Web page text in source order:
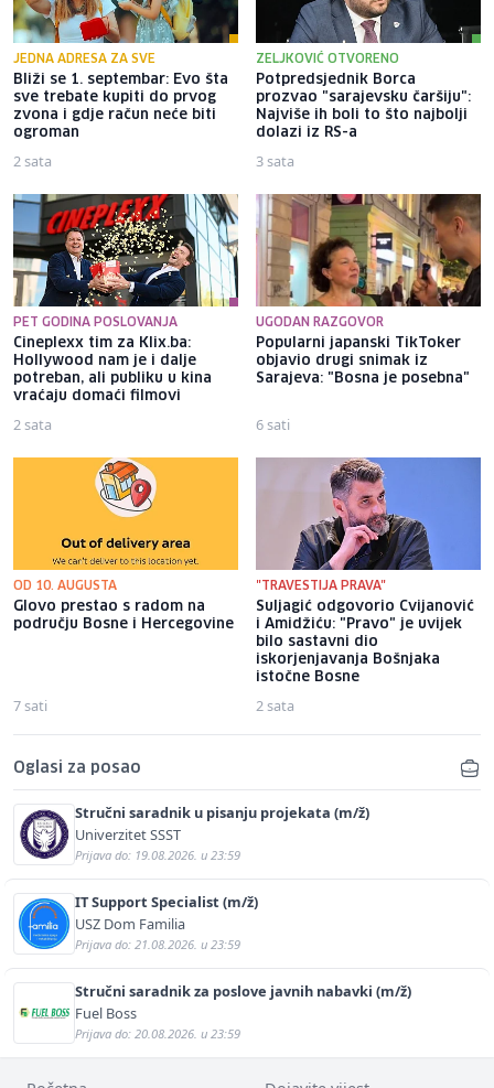
JEDNA ADRESA ZA SVE
Bliži se 1. septembar: Evo šta
sve trebate kupiti do prvog
zvona i gdje račun neće biti
ogroman
2 sata
ZELJKOVIĆ OTVORENO
Potpredsjednik Borca
prozvao "sarajevsku čaršiju":
Najviše ih boli to što najbolji
dolazi iz RS-a
3 sata
PET GODINA POSLOVANJA
Cineplexx tim za Klix.ba:
Hollywood nam je i dalje
potreban, ali publiku u kina
vraćaju domaći filmovi
2 sata
UGODAN RAZGOVOR
Popularni japanski TikToker
objavio drugi snimak iz
Sarajeva: "Bosna je posebna"
6 sati
OD 10. AUGUSTA
Glovo prestao s radom na
području Bosne i Hercegovine
7 sati
"TRAVESTIJA PRAVA"
Suljagić odgovorio Cvijanović
i Amidžiću: "Pravo" je uvijek
bilo sastavni dio
iskorjenjavanja Bošnjaka
istočne Bosne
2 sata
Oglasi za posao
Stručni saradnik u pisanju projekata (m/ž)
Univerzitet SSST
Prijava do: 19.08.2026. u 23:59
IT Support Specialist (m/ž)
USZ Dom Familia
Prijava do: 21.08.2026. u 23:59
Stručni saradnik za poslove javnih nabavki (m/ž)
Fuel Boss
Prijava do: 20.08.2026. u 23:59